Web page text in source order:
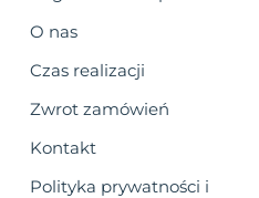
O nas
Czas realizacji
Zwrot zamówień
Kontakt
Polityka prywatności i